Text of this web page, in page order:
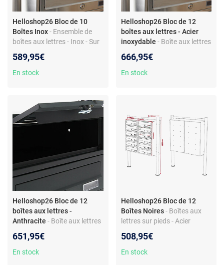
Helloshop26 Bloc de 10
Boîtes Inox- Ensemble de
boîtes aux lettres - Inox - Sur
589,95€
En stock
Helloshop26 Bloc de 12
boîtes aux lettres - Acier
inoxydable - Boîte aux lettres
compartiments superposés -
Montage simple
666,95€
En stock
Helloshop26 Bloc de 12
boîtes aux lettres -
Anthracite - Boîte aux lettres
Compartiments superposés -
Dimensions totales: 696 x
651,95€
En stock
Helloshop26 Bloc de 12
Boîtes Noires - Boîtes aux
lettres sur pieds - Acier
compartiments
508,95€
En stock